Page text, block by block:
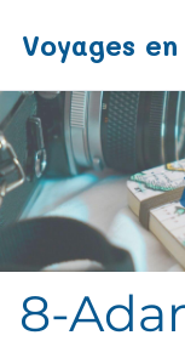
Voyages
8-